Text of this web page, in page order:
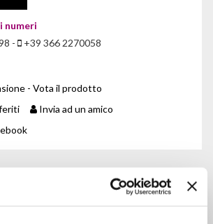
numeri
-
+39 366 2270058
- Vota il prodotto
Invia ad un amico